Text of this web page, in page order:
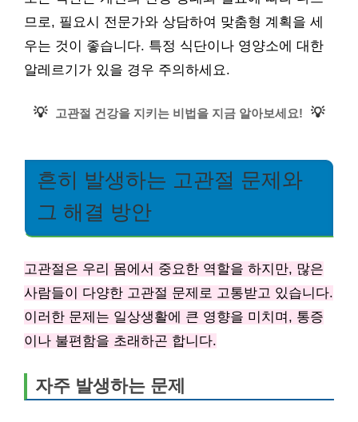
므로, 필요시 전문가와 상담하여 맞춤형 계획을 세
우는 것이 좋습니다. 특정 식단이나 영양소에 대한
알레르기가 있을 경우 주의하세요.
💡 고관절 건강을 지키는 비법을 지금 알아보세요! 💡
흔히 발생하는 고관절 문제와
그 해결 방안
고관절은 우리 몸에서 중요한 역할을 하지만, 많은
사람들이 다양한 고관절 문제로 고통받고 있습니다.
이러한 문제는 일상생활에 큰 영향을 미치며, 통증
이나 불편함을 초래하곤 합니다.
자주 발생하는 문제